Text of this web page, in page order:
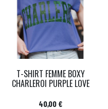
T-SHIRT FEMME BOXY
CHARLEROI PURPLE LOVE
Prix
40,00 €